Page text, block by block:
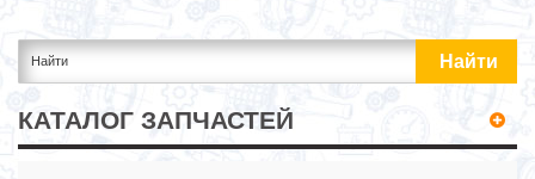
КАТАЛОГ ЗАПЧАСТЕЙ